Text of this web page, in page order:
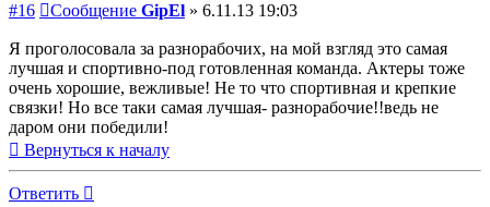
#16 Сообщение GipEl » 6.11.13 19:03
Я проголосовала за разнорабочих, на мой взгляд это самая
лучшая и спортивно-под готовленная команда. Актеры тоже
очень хорошие, вежливые! Не то что спортивная и крепкие
связки! Но все таки самая лучшая- разнорабочие!!ведь не
даром они победили!
Вернуться к началу
Ответить